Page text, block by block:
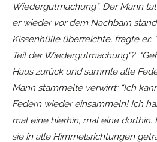
Wiedergutmachung“. Der Mann
er wieder vor dem Nachbarn
Kissenhülle überreichte, fragte er:
Teil der Wiedergutmachung“?
Haus zurück und sammle alle
Mann stammelte verwirrt: “Ich
Federn wieder einsammeln! Ich
mal eine hierhin, mal eine dorthin.
sie in alle Himmelsrichtungen